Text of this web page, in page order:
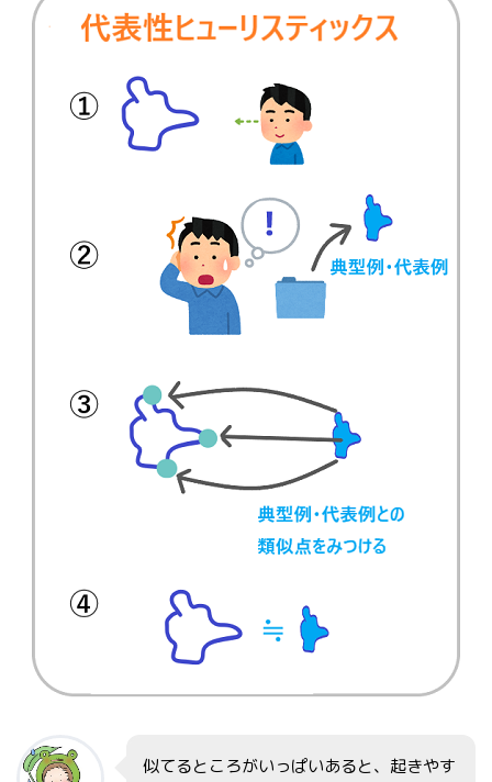
似てるところがいっぱいあると、起きやす